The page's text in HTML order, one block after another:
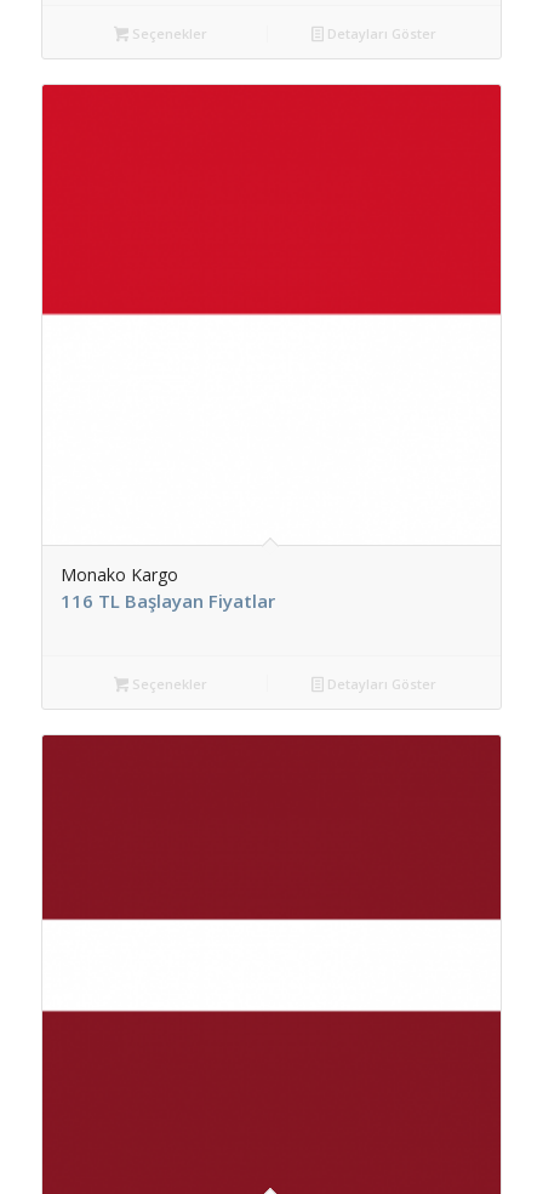
Seçenekler Detayları Göster
Monako Kargo
116 TL Başlayan Fiyatlar
Seçenekler Detayları Göster